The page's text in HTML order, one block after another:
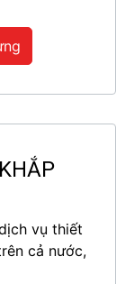
vụ thiết
cả nước,